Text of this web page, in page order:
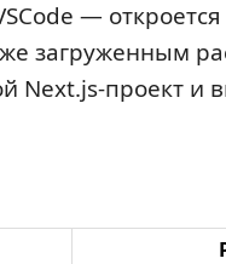
—
загруженным
Next.js-проект и